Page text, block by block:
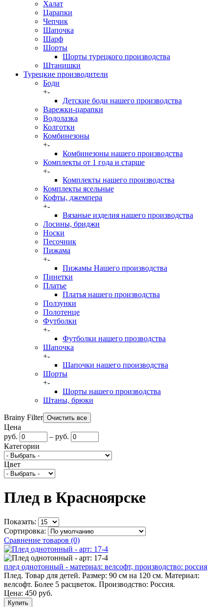
Халат
Царапки
Чепчик
Шапочка
Шарф
Шорты
Шорты турецкого производства
Штанишки
Турецкие производители
Боди
+-
Детские боди нашего производства
Варежки-царапки
Водолазка
Колготки
Комбинезоны
+-
Комбинезоны нашего производства
Комплекты от 1 года и старше
+-
Комплекты нашего производства
Комплекты ясельные
Кофты, джемпера
+-
Вязаные изделия нашего производства
Лосины, бриджи
Носки
Песочник
Пижама
+-
Пижамы Нашего производства
Пинетки
Платье
Платья нашего производства
Ползунки
Полотенце
Футболки
+-
Футболки нашего прозводства
Шапочка
+-
Шапочки нашего производства
Шорты
+-
Шорты нашего производства
Штаны, брюки
Brainy Filter
Цена
руб.
– руб.
Категории
Цвет
Плед в Красноярске
Показать:
Сортировка:
Сравнение товаров (0)
плед однотонный - материал: велсофт, производство: россия
Плед. Товар для детей. Размер: 90 см на 120 см. Материал:
велсофт. Более 5 расцветок. Производство: Россия.
Цена: 450 руб.
Купить